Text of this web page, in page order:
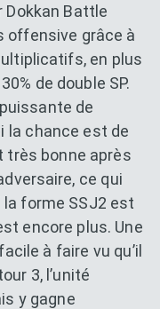
Dokkan Battle
offensive grâce à
en plus
de double SP.
de
la chance est de
très bonne après
ce qui
forme SSJ2 est
encore plus. Une
à faire vu qu’il
3, l’unité
y gagne